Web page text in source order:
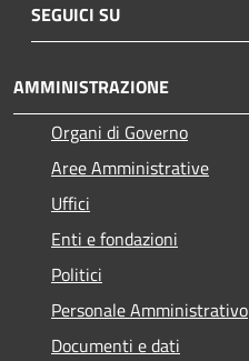
SEGUICI SU
AMMINISTRAZIONE
Organi di Governo
Aree Amministrative
Uffici
Enti e fondazioni
Politici
Personale Amministrativo
Documenti e dati